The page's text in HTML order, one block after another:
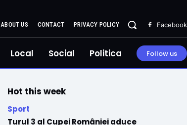
ABOUT US CONTACT PRIVACY POLICY Facebook
Local Social Politica Follow us
Hot this week
Sport
Turul 3 al Cupei României aduce